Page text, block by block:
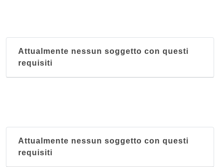
Attualmente nessun soggetto con questi
requisiti
Attualmente nessun soggetto con questi
requisiti